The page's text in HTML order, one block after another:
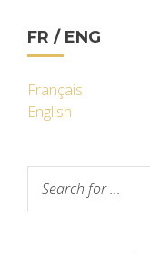
FR / ENG
Français
English